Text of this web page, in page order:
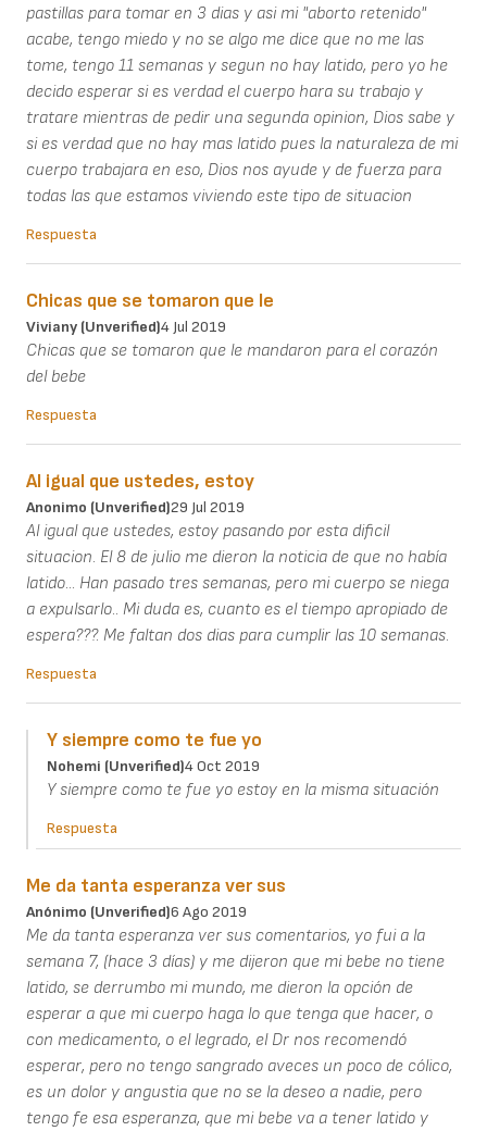
pastillas para tomar en 3 dias y asi mi "aborto retenido"
acabe, tengo miedo y no se algo me dice que no me las
tome, tengo 11 semanas y segun no hay latido, pero yo he
decido esperar si es verdad el cuerpo hara su trabajo y
tratare mientras de pedir una segunda opinion, Dios sabe y
si es verdad que no hay mas latido pues la naturaleza de mi
cuerpo trabajara en eso, Dios nos ayude y de fuerza para
todas las que estamos viviendo este tipo de situacion
Respuesta
Chicas que se tomaron que le
Viviany (unverified)4 Jul 2019
Chicas que se tomaron que le mandaron para el corazón
del bebe
Respuesta
Al igual que ustedes, estoy
Anonimo (unverified)29 Jul 2019
Al igual que ustedes, estoy pasando por esta dificil
situacion. El 8 de julio me dieron la noticia de que no había
latido... Han pasado tres semanas, pero mi cuerpo se niega
a expulsarlo.. Mi duda es, cuanto es el tiempo apropiado de
espera???. Me faltan dos dias para cumplir las 10 semanas.
Respuesta
Y siempre como te fue yo
Nohemi (unverified)4 Oct 2019
Y siempre como te fue yo estoy en la misma situación
Respuesta
Me da tanta esperanza ver sus
Anónimo (unverified)6 Ago 2019
Me da tanta esperanza ver sus comentarios, yo fui a la
semana 7, (hace 3 días) y me dijeron que mi bebe no tiene
latido, se derrumbo mi mundo, me dieron la opción de
esperar a que mi cuerpo haga lo que tenga que hacer, o
con medicamento, o el legrado, el Dr nos recomendó
esperar, pero no tengo sangrado aveces un poco de cólico,
es un dolor y angustia que no se la deseo a nadie, pero
tengo fe esa esperanza, que mi bebe va a tener latido y